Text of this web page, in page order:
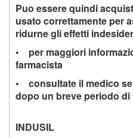
Puo essere quindi
usato correttamente per
ridurne gli effetti
• per maggiori
farmacista
• consultate il medico
dopo un breve periodo di
INDUSIL